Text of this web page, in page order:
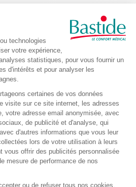
Tasse handycup
Ref.: 8052165
21,49 €
Support de canne Jive